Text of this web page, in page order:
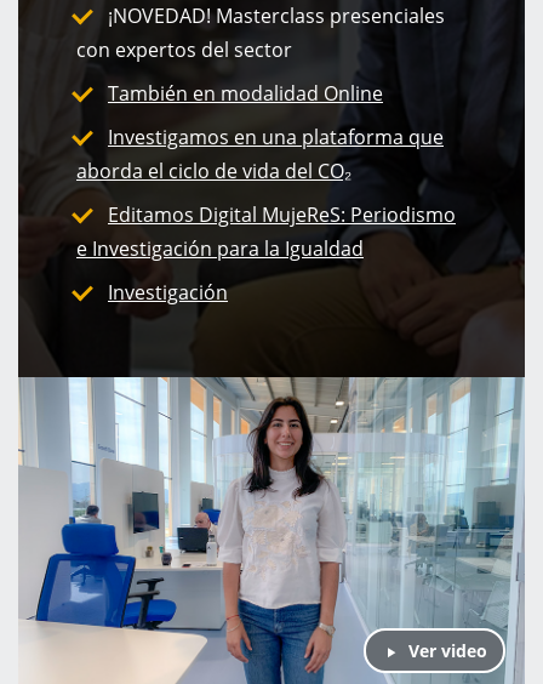
¡NOVEDAD! Masterclass presenciales
con expertos del sector
También en modalidad Online
Investigamos en una plataforma que
aborda el ciclo de vida del CO₂
Editamos Digital MujeReS: Periodismo
e Investigación para la Igualdad
Investigación
Ver video